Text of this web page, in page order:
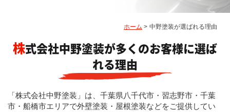
ホーム > 中野塗装が選ばれる理由
株式会社中野塗装が多くのお客様に選ば
れる理由
「株式会社中野塗装」は、千葉県八千代市・習志野市・千葉
市・船橋市エリアで外壁塗装・屋根塗装などをご提供してい